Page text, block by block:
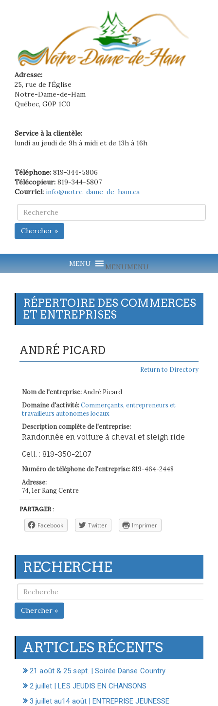
Adresse:
25, rue de l'Église
Notre-Dame-de-Ham
Québec, G0P 1C0
Service à la clientèle:
lundi au jeudi de 9h à midi et de 13h à 16h
Téléphone: 819-344-5806
Télécopieur: 819-344-5807
Courriel: info@notre-dame-de-ham.ca
Chercher »
MENUMENU
RÉPERTOIRE DES COMMERCES
ET ENTREPRISES
ANDRÉ PICARD
Return to Directory
Nom de l'entreprise: André Picard
Domaine d'activité:Commerçants, entrepreneurs et
travailleurs autonomes locaux
Description complète de l'entreprise:
Randonnée en voiture à cheval et sleigh ride
Cell. : 819-350-2107
Numéro de téléphone de l'entreprise:819-464-2448
Adresse:
74, 1er Rang Centre
PARTAGER :
Facebook Twitter Imprimer
RECHERCHE
Chercher »
ARTICLES RÉCENTS
21 août & 25 sept. | Soirée Danse Country
2 juillet | LES JEUDIS EN CHANSONS
3 juillet au14 août | ENTREPRISE JEUNESSE